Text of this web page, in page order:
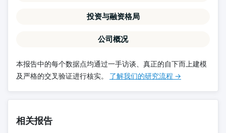
投资与融资格局
公司概况
本报告中的每个数据点均通过一手访谈、真正的自下而上建模
及严格的交叉验证进行核实。 了解我们的研究流程 →
相关报告